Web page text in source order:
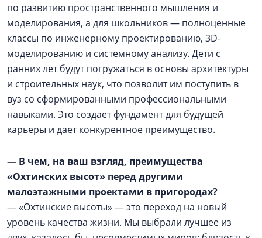
по развитию пространственного мышления и
моделирования, а для школьников — полноценные
классы по инженерному проектированию, 3D-
моделированию и системному анализу. Дети с
ранних лет будут погружаться в основы архитектуры
и строительных наук, что позволит им поступить в
вуз со сформированными профессиональными
навыками. Это создает фундамент для будущей
карьеры и дает конкурентное преимущество.
— В чем, на ваш взгляд, преимущества
«Охтинских высот» перед другими
малоэтажными проектами в пригородах?
— «Охтинские высоты» — это переход на новый
уровень качества жизни. Мы выбрали лучшее из